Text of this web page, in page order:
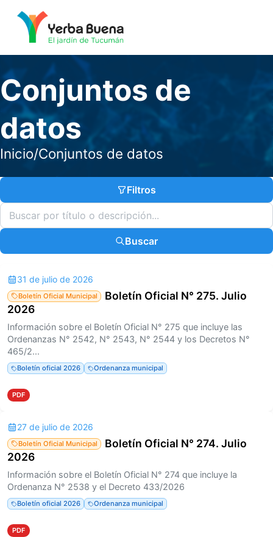
Conjuntos de
datos
Inicio/Conjuntos de datos
Filtros
Buscar
31 de julio de 2026
Boletín Oficial Municipal
Boletín Oficial N° 275. Julio
2026
Información sobre el Boletín Oficial N° 275 que incluye las
Ordenanzas N° 2542, N° 2543, N° 2544 y los Decretos N°
465/2...
Boletín oficial 2026 Ordenanza municipal
PDF
27 de julio de 2026
Boletín Oficial Municipal
Boletín Oficial N° 274. Julio
2026
Información sobre el Boletín Oficial N° 274 que incluye la
Ordenanza N° 2538 y el Decreto 433/2026
Boletín oficial 2026 Ordenanza municipal
PDF